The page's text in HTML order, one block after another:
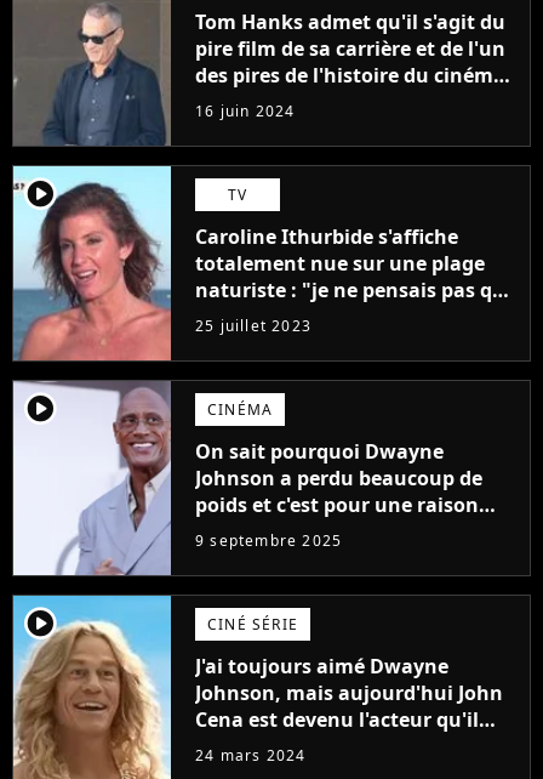
Tom Hanks admet qu'il s'agit du
pire film de sa carrière et de l'un
des pires de l'histoire du cinéma :
"L'un des films les plus
médiocres jamais réalisés"
16 juin 2024
player2 TV
Caroline Ithurbide s'affiche
totalement nue sur une plage
naturiste : "je ne pensais pas que
j'arriverais à le faire..."
25 juillet 2023
player2 CINÉMA
On sait pourquoi Dwayne
Johnson a perdu beaucoup de
poids et c'est pour une raison
importante
9 septembre 2025
player2 CINÉ SÉRIE
J'ai toujours aimé Dwayne
Johnson, mais aujourd'hui John
Cena est devenu l'acteur qu'il
rêvait d'être (et Ricky Stanicky le
24 mars 2024